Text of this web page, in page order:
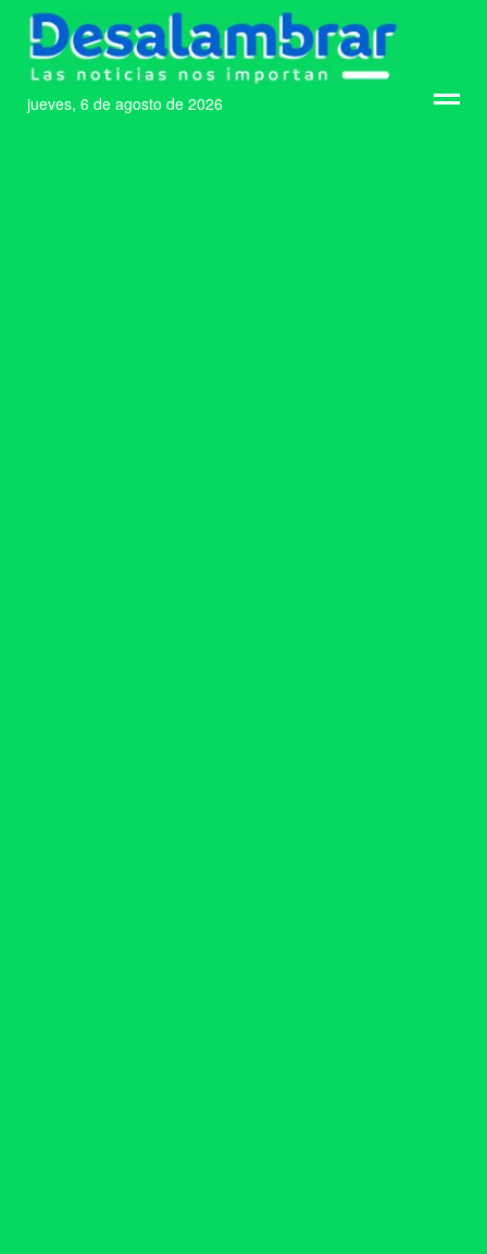
jueves, 6 de agosto de 2026